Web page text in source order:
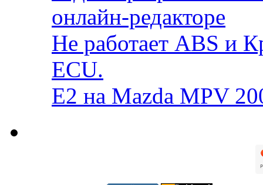
онлайн-редакторе
Не работает ABS и
ECU.
E2 на Mazda MPV